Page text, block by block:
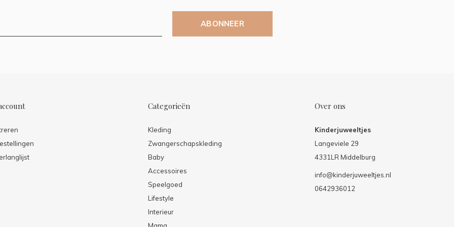
ABONNEER
Categorieën
Kleding
Zwangerschapskleding
Baby
Accessoires
Speelgoed
Lifestyle
Interieur
Mama
Over ons
Kinderjuweeltjes
Langeviele 29
4331LR Middelburg
info@kinderjuweeltjes.nl
0642936012